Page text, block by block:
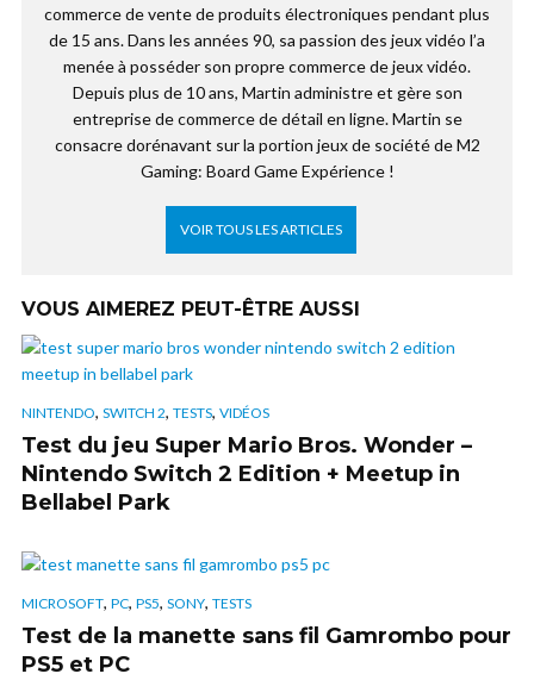
commerce de vente de produits électroniques pendant plus
de 15 ans. Dans les années 90, sa passion des jeux vidéo l’a
menée à posséder son propre commerce de jeux vidéo.
Depuis plus de 10 ans, Martin administre et gère son
entreprise de commerce de détail en ligne. Martin se
consacre dorénavant sur la portion jeux de société de M2
Gaming: Board Game Expérience !
VOIR TOUS LES ARTICLES
VOUS AIMEREZ PEUT-ÊTRE AUSSI
NINTENDO, SWITCH 2, TESTS, VIDÉOS
Test du jeu Super Mario Bros. Wonder –
Nintendo Switch 2 Edition + Meetup in
Bellabel Park
MICROSOFT, PC, PS5, SONY, TESTS
Test de la manette sans fil Gamrombo pour
PS5 et PC